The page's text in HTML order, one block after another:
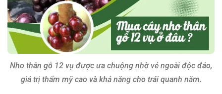
Nho thân gỗ 12 vụ được ưa chuộng nhờ vẻ ngoài độc đáo,
giá trị thẩm mỹ cao và khả năng cho trái quanh năm.